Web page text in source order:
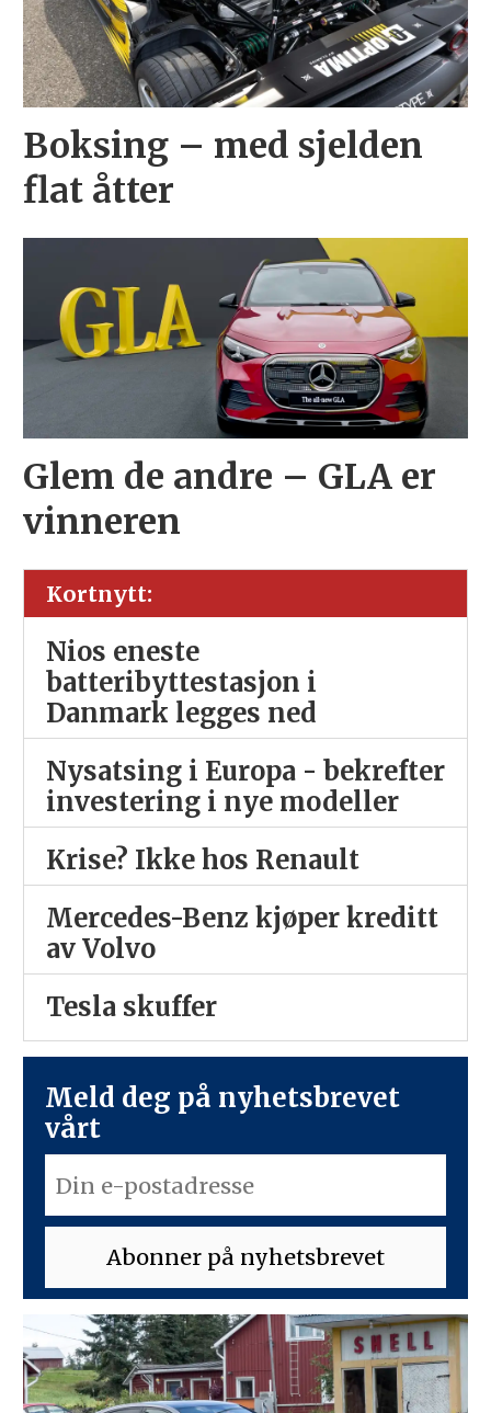
Boksing – med sjelden
flat åtter
Glem de andre – GLA er
vinneren
Kortnytt:
Nios eneste
batteribyttestasjon i
Danmark legges ned
Nysatsing i Europa - bekrefter
investering i nye modeller
Krise? Ikke hos Renault
Mercedes-Benz kjøper kreditt
av Volvo
Tesla skuffer
Meld deg på nyhetsbrevet
vårt